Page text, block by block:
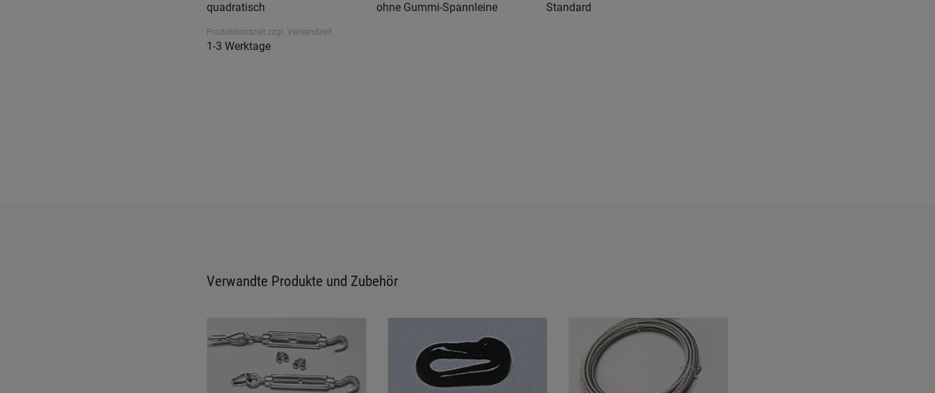
quadratisch ohne Gummi-Spannleine Standard
Produktionszeit zzgl. Versandzeit
1-3 Werktage
Verwandte Produkte und Zubehör